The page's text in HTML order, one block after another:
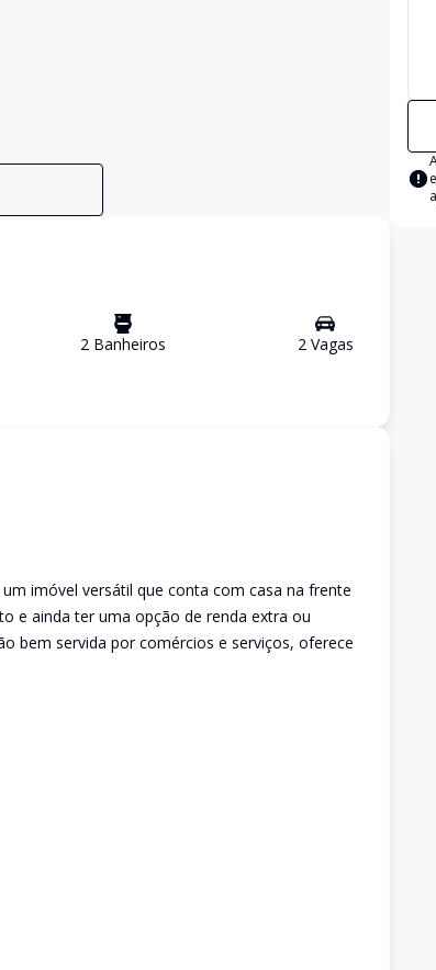
2Banheiros 2Vagas
imóvel versátil que conta com casa na frente
e ainda ter uma opção de renda extra ou
bem servida por comércios e serviços, oferece
a